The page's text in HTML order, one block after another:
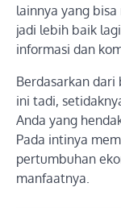
lainnya yang
jadi lebih baik
informasi dan
Berdasarkan
ini tadi,
Anda yang
Pada intinya
pertumbuhan
manfaatnya.